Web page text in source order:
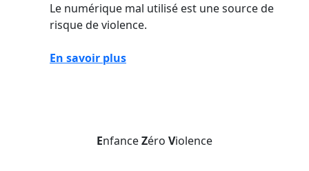
Le numérique mal utilisé est une source de
risque de violence.
En savoir plus
EnfanceZéro Violence